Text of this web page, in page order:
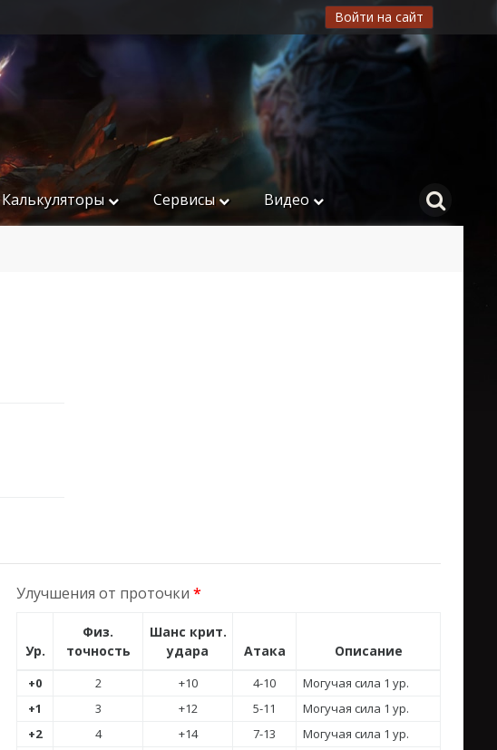
Войти на сайт
Калькуляторы Сервисы Видео
Улучшения от проточки *
Ур.
Физ.
точность
Шанс крит.
удара
Атака Описание
+0 2 +10 4-10
Могучая сила 1 ур.
+1
3 +12 5-11
Могучая сила 1 ур.
+2
4 +14 7-13
Могучая сила 1 ур.